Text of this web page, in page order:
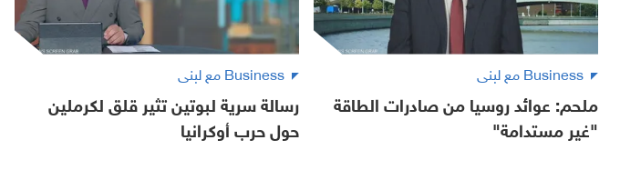
Business مع لبنى
ملحم: عوائد روسيا من صادرات الطاقة
"غير مستدامة"
Business مع لبنى
رسالة سرية لبوتين تثير قلق لكرملين
حول حرب أوكرانيا